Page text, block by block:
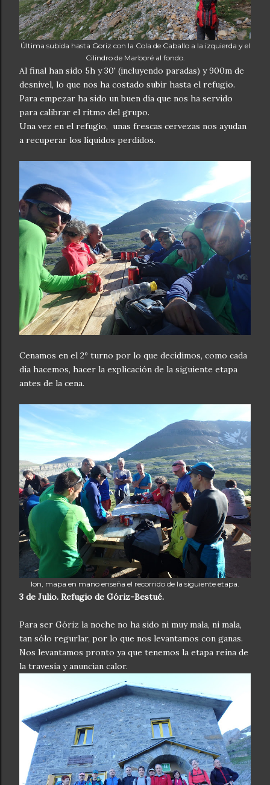
Última subida hasta Goriz con la Cola de Caballo a la izquierda y el
Cilindro de Marboré al fondo.
Al final han sido 5h y 30' (incluyendo paradas) y 900m de
desnivel, lo que nos ha costado subir hasta el refugio.
Para empezar ha sido un buen día que nos ha servido
para calibrar el ritmo del grupo.
Una vez en el refugio, unas frescas cervezas nos ayudan
a recuperar los líquidos perdidos.
Cenamos en el 2º turno por lo que decidimos, como cada
día hacemos, hacer la explicación de la siguiente etapa
antes de la cena.
Ion, mapa en mano enseña el recorrido de la siguiente etapa.
3 de Julio. Refugio de Góriz-Bestué.
Para ser Góriz la noche no ha sido ni muy mala, ni mala,
tan sólo regurlar, por lo que nos levantamos con ganas.
Nos levantamos pronto ya que tenemos la etapa reina de
la travesía y anuncian calor.